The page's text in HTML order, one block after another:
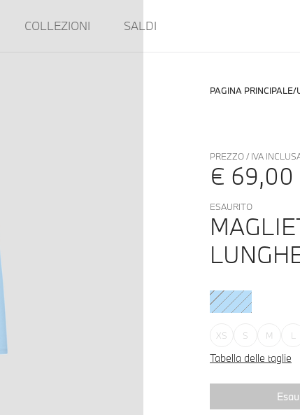
COLLEZIONI SALDI
PAGINA PRINCIPALE
PREZZO / IVA
€ 69,00
ESAURITO
XS S M L
Tabella delle taglie